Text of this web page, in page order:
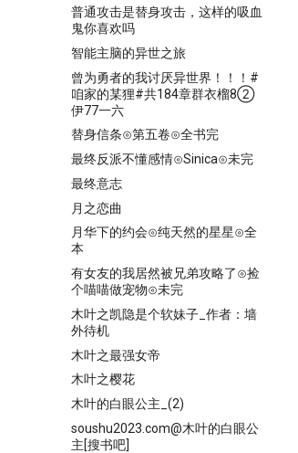
普通攻击是替身攻击，这样的吸血
鬼你喜欢吗
智能主脑的异世之旅
曾为勇者的我讨厌异世界！！！#
咱家的某狸#共184章群衣榴8②
伊77一六
替身信条⊙第五卷⊙全书完
最终反派不懂感情⊙Sinica⊙未完
最终意志
月之恋曲
月华下的约会⊙纯天然的星星⊙全
本
有女友的我居然被兄弟攻略了⊙捡
个喵喵做宠物⊙未完
木叶之凯隐是个软妹子_作者：墙
外待机
木叶之最强女帝
木叶之樱花
木叶的白眼公主_(2)
soushu2023.com@木叶的白眼公
主[搜书吧]